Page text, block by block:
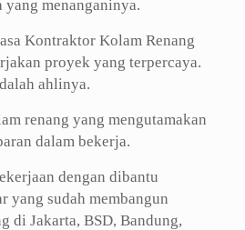
menanganinya.
Kontraktor Kolam Renang
proyek yang terpercaya.
ahlinya.
renang yang mengutamakan
dalam bekerja.
dengan dibantu
yang sudah membangun
di Jakarta, BSD, Bandung,